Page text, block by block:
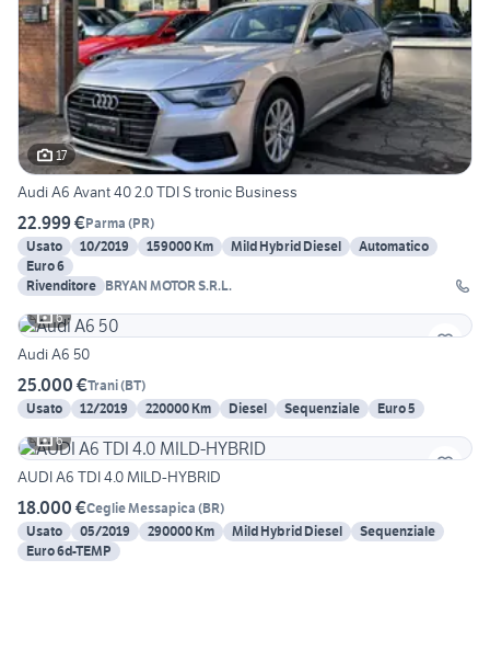
17
Audi A6 Avant 40 2.0 TDI S tronic Business
22.999 €Parma (PR)
Usato
10/2019 159000 Km Mild Hybrid Diesel
Automatico
Euro 6
Rivenditore BRYAN MOTOR S.R.L.
6
Audi A6 50
25.000 €Trani(BT)
Usato
12/2019 220000 Km Diesel Sequenziale
Euro 5
6
AUDI A6 TDI 4.0 MILD-HYBRID
18.000 €Ceglie Messapica (BR)
Usato
05/2019 290000 Km Mild Hybrid Diesel
Sequenziale
Euro 6d-TEMP